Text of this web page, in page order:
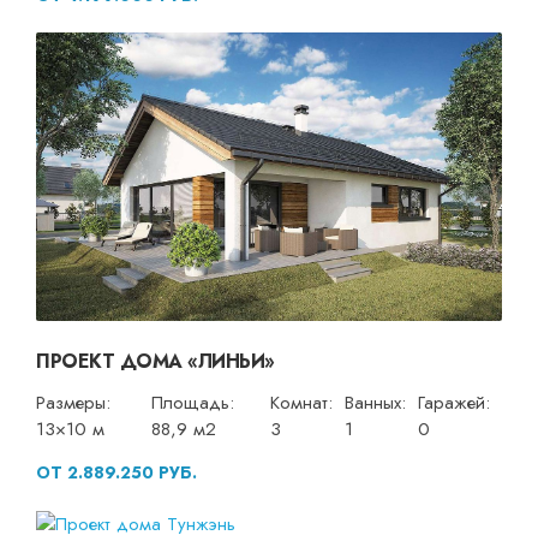
ПРОЕКТ ДОМА «ЛИНЬИ»
Размеры:
13×10 м
Площадь:
88,9 м2
Комнат:
3
Ванных:
1
Гаражей:
0
ОТ 2.889.250 РУБ.